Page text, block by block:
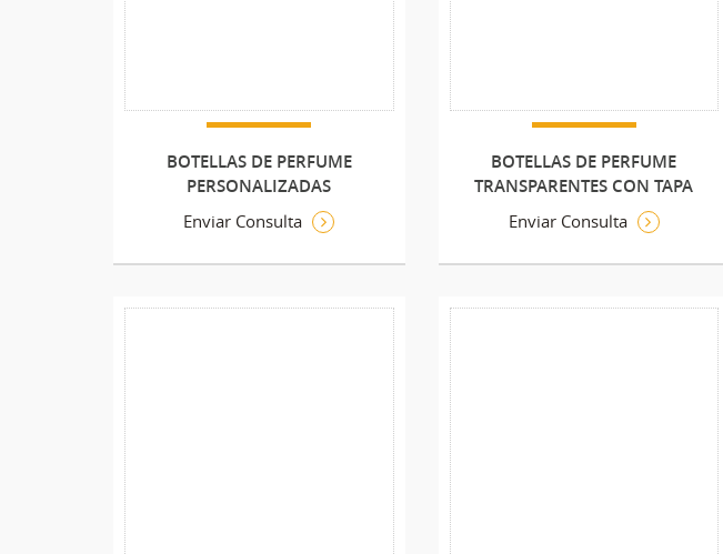
BOTELLAS DE PERFUME
PERSONALIZADAS
Enviar Consulta
BOTELLAS DE PERFUME
TRANSPARENTES CON TAPA
Enviar Consulta